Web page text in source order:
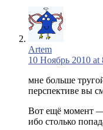
Artem
10 Ноябрь 2010 at
мне больше
перспективе вы
Вот ещё момент —
ибо столько